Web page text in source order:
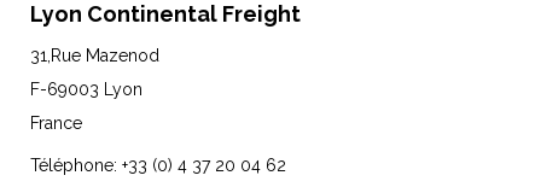
Lyon Continental Freight
31,Rue Mazenod
F-69003 Lyon
France
Téléphone: +33 (0) 4 37 20 04 62